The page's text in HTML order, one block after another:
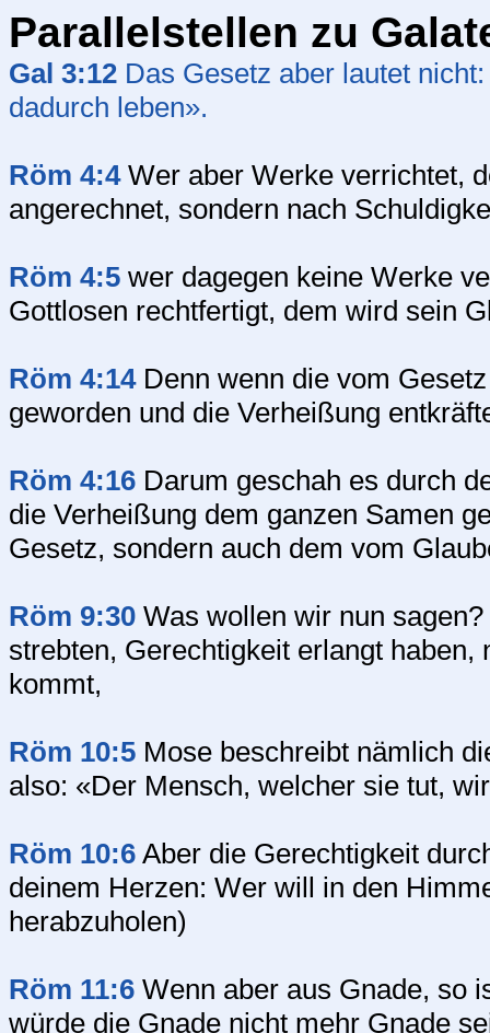
Parallelstellen zu
Gal 3:12 Das Gesetz aber lautet
dadurch leben».
Röm 4:4Wer aber Werke verrichtet,
angerechnet, sondern nach
Röm 4:5 wer dagegen keine Werke
Gottlosen rechtfertigt, dem wird sein
Röm 4:14Denn wenn die vom
geworden und die Verheißung
Röm 4:16 Darum geschah es durch
die Verheißung dem ganzen Samen
Gesetz, sondern auch dem vom
Röm 9:30 Was wollen wir nun
strebten, Gerechtigkeit erlangt
kommt,
Röm 10:5 Mose beschreibt nämlich
also: «Der Mensch, welcher sie tut,
Röm 10:6 Aber die Gerechtigkeit
deinem Herzen: Wer will in den
herabzuholen)
Röm 11:6 Wenn aber aus Gnade, so
würde die Gnade nicht mehr Gnade